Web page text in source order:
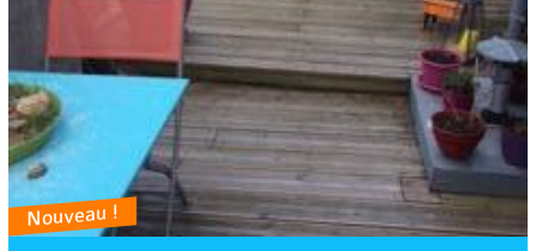
Nouveau !